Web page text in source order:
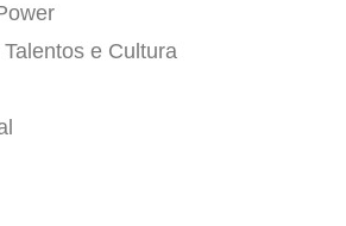
e Cultura